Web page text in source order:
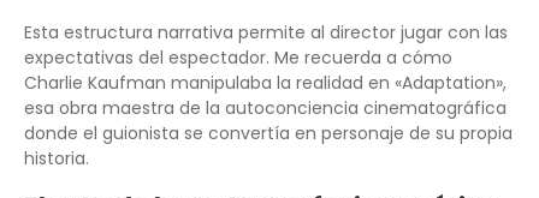
Esta estructura narrativa permite al director jugar con las
expectativas del espectador. Me recuerda a cómo
Charlie Kaufman manipulaba la realidad en «Adaptation»,
esa obra maestra de la autoconciencia cinematográfica
donde el guionista se convertía en personaje de su propia
historia.